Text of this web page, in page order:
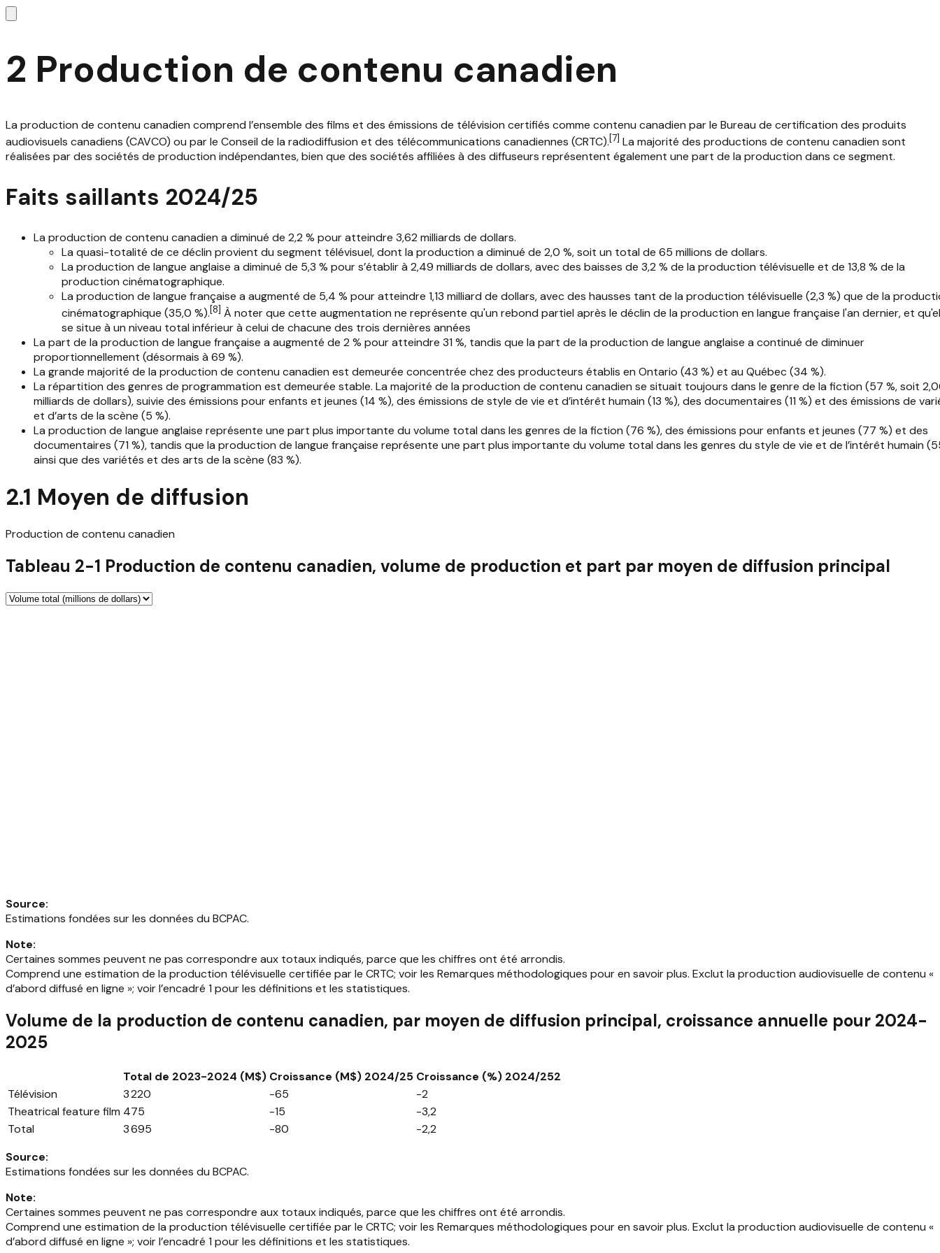
2 Production de contenu canadien
La production de contenu canadien comprend l’ensemble des films et des émissions de télévision certifiés comme contenu canadien par le Bureau de certification des produits
audiovisuels canadiens (CAVCO) ou par le Conseil de la radiodiffusion et des télécommunications canadiennes (CRTC).[7] La majorité des productions de contenu canadien sont
réalisées par des sociétés de production indépendantes, bien que des sociétés affiliées à des diffuseurs représentent également une part de la production dans ce segment.
Faits saillants 2024/25
La production de contenu canadien a diminué de 2,2 % pour atteindre 3,62 milliards de dollars.
La quasi-totalité de ce déclin provient du segment télévisuel, dont la production a diminué de 2,0 %, soit un total de 65 millions de dollars.
La production de langue anglaise a diminué de 5,3 % pour s’établir à 2,49 milliards de dollars, avec des baisses de 3,2 % de la production télévisuelle et de 13,8 % de la
production cinématographique.
La production de langue française a augmenté de 5,4 % pour atteindre 1,13 milliard de dollars, avec des hausses tant de la production télévisuelle (2,3 %) que de la
cinématographique (35,0 %).[8] À noter que cette augmentation ne représente qu'un rebond partiel après le déclin de la production en langue française l'an dernier, et
se situe à un niveau total inférieur à celui de chacune des trois dernières années
La part de la production de langue française a augmenté de 2 % pour atteindre 31 %, tandis que la part de la production de langue anglaise a continué de diminuer
proportionnellement (désormais à 69 %).
La grande majorité de la production de contenu canadien est demeurée concentrée chez des producteurs établis en Ontario (43 %) et au Québec (34 %).
La répartition des genres de programmation est demeurée stable. La majorité de la production de contenu canadien se situait toujours dans le genre de la fiction (57 %, soit
milliards de dollars), suivie des émissions pour enfants et jeunes (14 %), des émissions de style de vie et d’intérêt humain (13 %), des documentaires (11 %) et des émissions de
et d’arts de la scène (5 %).
La production de langue anglaise représente une part plus importante du volume total dans les genres de la fiction (76 %), des émissions pour enfants et jeunes (77 %) et des
documentaires (71 %), tandis que la production de langue française représente une part plus importante du volume total dans les genres du style de vie et de l’intérêt humain
ainsi que des variétés et des arts de la scène (83 %).
2.1 Moyen de diffusion
Production de contenu canadien
Tableau 2-1 Production de contenu canadien, volume de production et part par moyen de diffusion principal
Source:
Estimations fondées sur les données du BCPAC.
Note:
Certaines sommes peuvent ne pas correspondre aux totaux indiqués, parce que les chiffres ont été arrondis.
Comprend une estimation de la production télévisuelle certifiée par le CRTC; voir les Remarques méthodologiques pour en savoir plus. Exclut la production audiovisuelle de contenu «
d’abord diffusé en ligne »; voir l’encadré 1 pour les définitions et les statistiques.
Volume de la production de contenu canadien, par moyen de diffusion principal, croissance annuelle pour 2024-
2025
Total de 2023-2024 (M$) Croissance (M$) 2024/25 Croissance (%) 2024/252
Télévision
3 220 -65
-2
Theatrical feature film 475 -15
-3,2
Total
3 695 -80
-2,2
Source:
Estimations fondées sur les données du BCPAC.
Note:
Certaines sommes peuvent ne pas correspondre aux totaux indiqués, parce que les chiffres ont été arrondis.
Comprend une estimation de la production télévisuelle certifiée par le CRTC; voir les Remarques méthodologiques pour en savoir plus. Exclut la production audiovisuelle de contenu «
d’abord diffusé en ligne »; voir l’encadré 1 pour les définitions et les statistiques.